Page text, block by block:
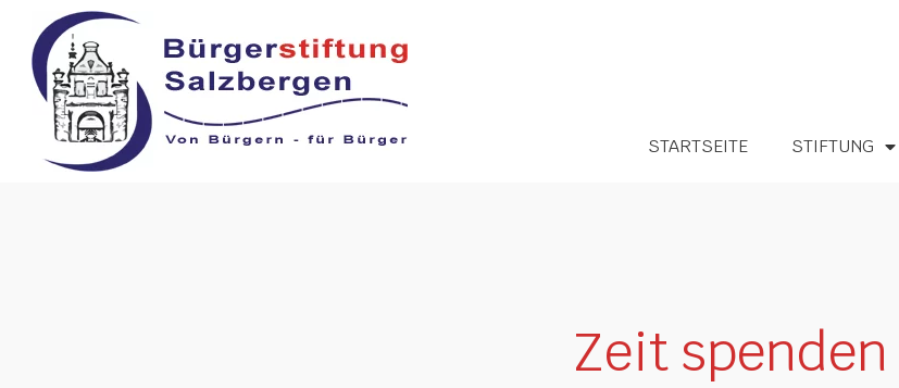
STARTSEITE STIFTUNG
Zeit spenden